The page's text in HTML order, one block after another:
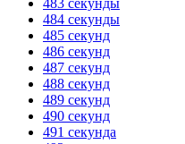
483 секунды
484 секунды
485 секунд
486 секунд
487 секунд
488 секунд
489 секунд
490 секунд
491 секунда